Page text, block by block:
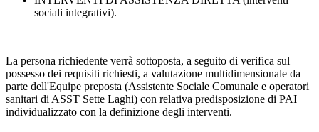
sociali integrativi).
La persona richiedente verrà sottoposta, a seguito di verifica sul
possesso dei requisiti richiesti, a valutazione multidimensionale da
parte dell'Equipe preposta (Assistente Sociale Comunale e operatori
sanitari di ASST Sette Laghi) con relativa predisposizione di PAI
individualizzato con la definizione degli interventi.